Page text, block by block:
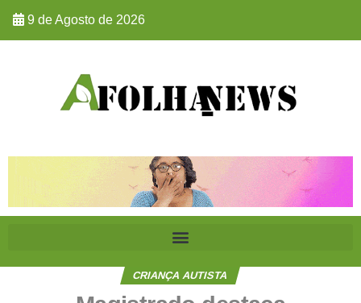
9 de Agosto de 2026
CRIANÇA AUTISTA